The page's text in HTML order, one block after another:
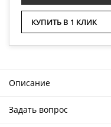
КУПИТЬ В 1 КЛИК
Описание
Задать вопрос